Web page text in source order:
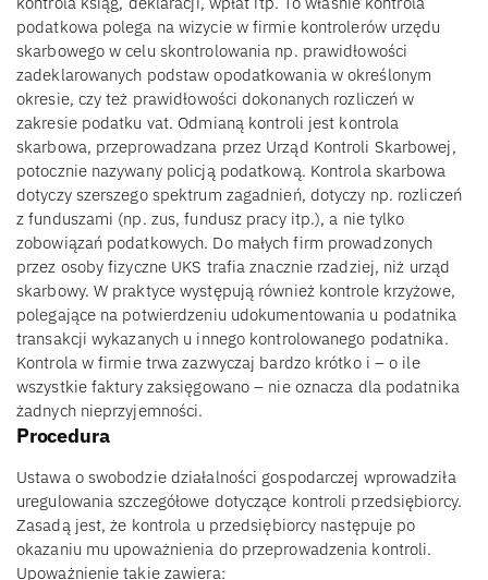
podatkowa polega na wizycie w firmie kontrolerów urzędu
skarbowego w celu skontrolowania np. prawidłowości
zadeklarowanych podstaw opodatkowania w określonym
okresie, czy też prawidłowości dokonanych rozliczeń w
zakresie podatku vat. Odmianą kontroli jest kontrola
skarbowa, przeprowadzana przez Urząd Kontroli Skarbowej,
potocznie nazywany policją podatkową. Kontrola skarbowa
dotyczy szerszego spektrum zagadnień, dotyczy np. rozliczeń
z funduszami (np. zus, fundusz pracy itp.), a nie tylko
zobowiązań podatkowych. Do małych firm prowadzonych
przez osoby fizyczne UKS trafia znacznie rzadziej, niż urząd
skarbowy. W praktyce występują również kontrole krzyżowe,
polegające na potwierdzeniu udokumentowania u podatnika
transakcji wykazanych u innego kontrolowanego podatnika.
Kontrola w firmie trwa zazwyczaj bardzo krótko i – o ile
wszystkie faktury zaksięgowano – nie oznacza dla podatnika
żadnych nieprzyjemności.
Procedura
Ustawa o swobodzie działalności gospodarczej wprowadziła
uregulowania szczegółowe dotyczące kontroli przedsiębiorcy.
Zasadą jest, że kontrola u przedsiębiorcy następuje po
okazaniu mu upoważnienia do przeprowadzenia kontroli.
Upoważnienie takie zawiera: